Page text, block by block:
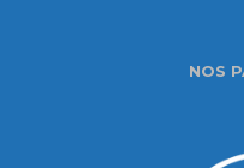
NOS